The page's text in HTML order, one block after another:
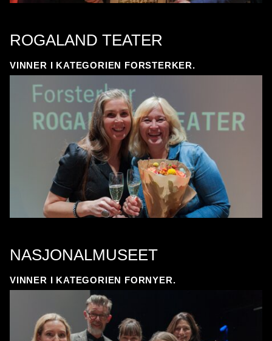
ROGALAND TEATER
VINNER I KATEGORIEN FORSTERKER.
NASJONALMUSEET
VINNER I KATEGORIEN FORNYER.